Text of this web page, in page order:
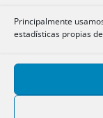
Principalmente
estadísticas propias
Recurso
procesal se
Enjuiciamiento